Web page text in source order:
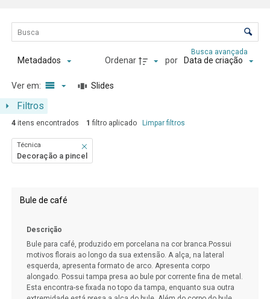
Lista de itens
Controle de ordenação e visualização
Filtros
Busca avançada
Metadados Ordenar por Data de criação
Ver em: Slides
4itens encontrados 1 filtro aplicado Limpar filtros
Técnica
Decoração a pincel
Resultados da lista de itens
Bule de café
Descrição
Bule para café, produzido em porcelana na cor branca.Possui
motivos florais ao longo da sua extensão. A alça, na lateral
esquerda, apresenta formato de arco. Apresenta corpo
alongado. Possui tampa presa ao bule por corrente fina de metal.
Esta encontra-se fixada no topo da tampa, enquanto sua outra